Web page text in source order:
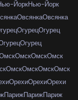
ЙоркНью-Йорк
ОвсянкаОвсянка
ОгурецОгурец
Огурец
ОмскОмскОмск
ОмскОмскОмскОмск
ОрехиОрехиОрехи
ПарижПарижПариж